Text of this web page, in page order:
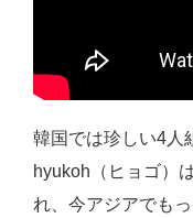
韓国では珍しい4人
hyukoh（ヒョゴ）
れ、今アジアでも